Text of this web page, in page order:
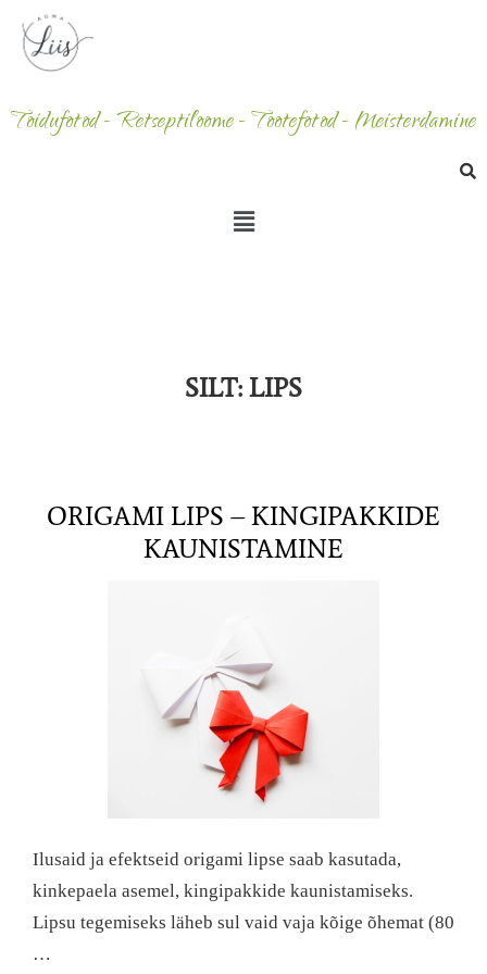
Toidufotod - Retseptiloome - Tootefotod - Meisterdamine
SILT: LIPS
ORIGAMI LIPS – KINGIPAKKIDE
KAUNISTAMINE
Ilusaid ja efektseid origami lipse saab kasutada,
kinkepaela asemel, kingipakkide kaunistamiseks.
Lipsu tegemiseks läheb sul vaid vaja kõige õhemat (80
…